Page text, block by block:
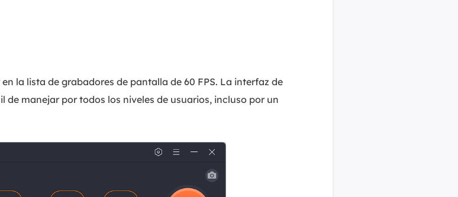
la lista de grabadores de pantalla de 60 FPS. La interfaz de
de manejar por todos los niveles de usuarios, incluso por un